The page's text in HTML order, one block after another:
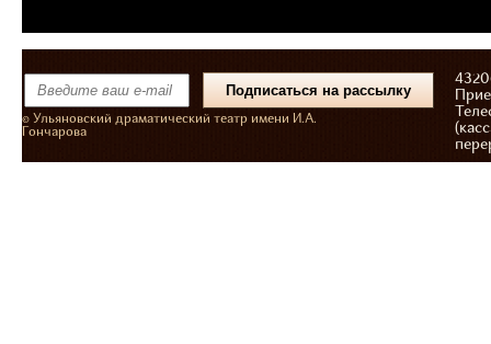
© Ульяновский драматический театр имени И.А.
Гончарова